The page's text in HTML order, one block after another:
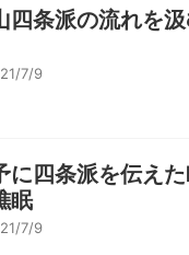
四条派の流れを
7/9
に四条派を伝え
眠
7/9